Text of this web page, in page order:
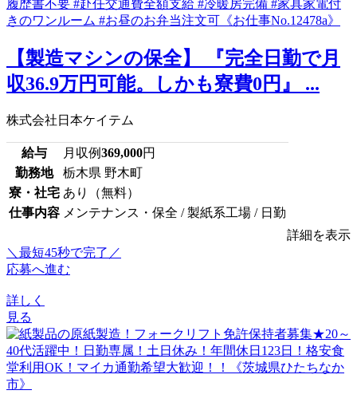
【製造マシンの保全】 『完全日勤で月
収36.9万円可能。しかも寮費0円』 ...
株式会社日本ケイテム
給与 月収例369,000円
勤務地
栃木県 野木町
寮・社宅 あり（無料）
仕事内容 メンテナンス・保全 / 製紙系工場 / 日勤
詳細を表示
＼最短45秒で完了／
応募へ進む
詳しく
見る